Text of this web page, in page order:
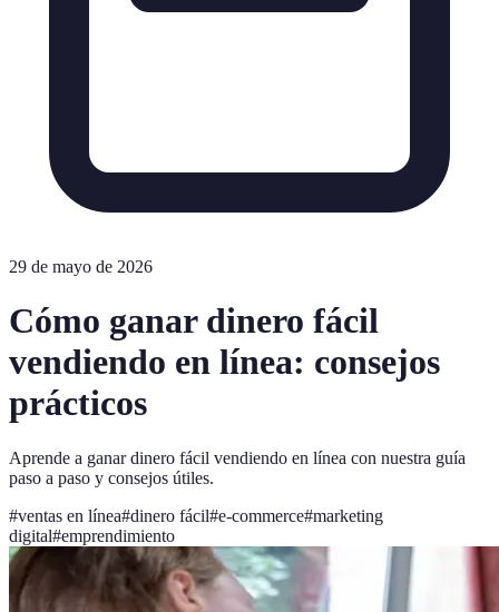
29 de mayo de 2026
Cómo ganar dinero fácil
vendiendo en línea: consejos
prácticos
Aprende a ganar dinero fácil vendiendo en línea con nuestra guía
paso a paso y consejos útiles.
#ventas en línea#dinero fácil#e-commerce#marketing
digital#emprendimiento